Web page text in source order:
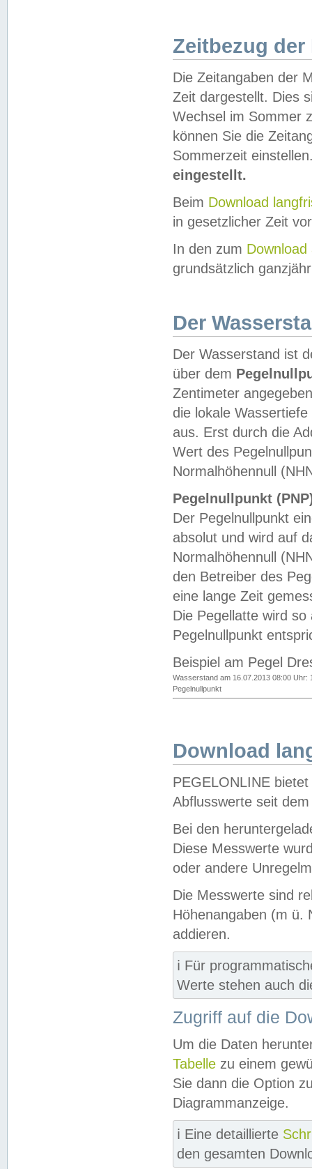
Zeitbezug der
Die Zeitangaben der
Zeit dargestellt. Dies
Wechsel im Sommer
können Sie die
Sommerzeit
eingestellt.
Beim Download
in gesetzlicher Zeit
In den zum Download
grundsätzlich
Der
Der Wasserstand ist
über dem
Zentimeter
die lokale
aus. Erst durch die
Wert des
Normalhöhennull
Pegelnullpunkt
Der Pegelnullpunkt
absolut und wird auf
Normalhöhennull
den Betreiber des
eine lange Zeit
Die Pegellatte wird
Pegelnullpunkt
Beispiel am Pegel
Wasserstand am 16.07.2013 08:00 Uhr:
Pegelnullpunkt
Download
PEGELONLINE
Abflusswerte seit
Bei den
Diese Messwerte
oder andere
Die Messwerte sind
Höhenangaben (m ü.
addieren.
ℹ️ Für
Werte stehen auch
Zugriff auf die
Um die Daten
Tabelle zu einem
Sie dann die Option
Diagrammanzeige.
ℹ️ Eine detaillierte
den gesamten